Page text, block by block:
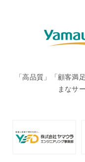
「高品質」「顧客満
まなサ